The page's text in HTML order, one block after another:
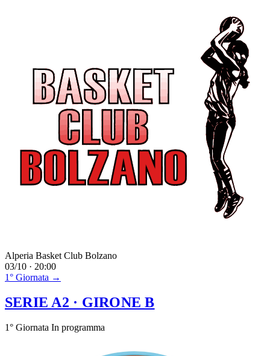
Alperia Basket Club Bolzano
03/10 · 20:00
1° Giornata →
SERIE A2 · GIRONE B
1° Giornata In programma